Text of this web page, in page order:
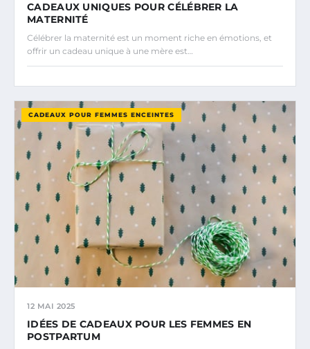
CADEAUX UNIQUES POUR CÉLÉBRER LA
MATERNITÉ
Célébrer la maternité est un moment riche en émotions, et
offrir un cadeau unique à une mère est…
CADEAUX POUR FEMMES ENCEINTES
12 MAI 2025
IDÉES DE CADEAUX POUR LES FEMMES EN
POSTPARTUM